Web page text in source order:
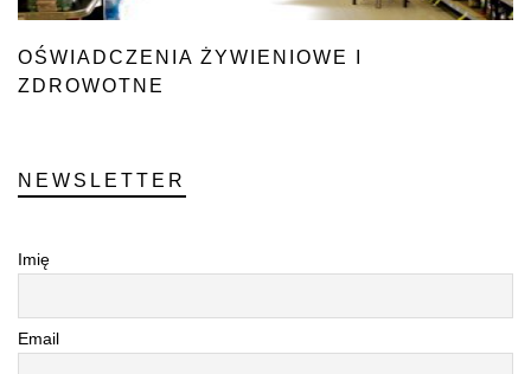
OŚWIADCZENIA ŻYWIENIOWE I
ZDROWOTNE
NEWSLETTER
Imię
Email